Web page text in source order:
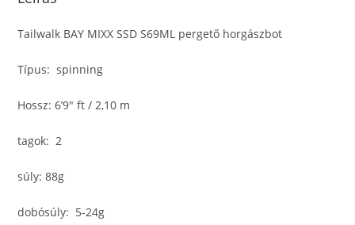
Tailwalk BAY MIXX SSD S69ML pergető horgászbot
Típus: spinning
Hossz: 6’9″ ft / 2,10 m
tagok: 2
súly: 88g
dobósúly: 5-24g